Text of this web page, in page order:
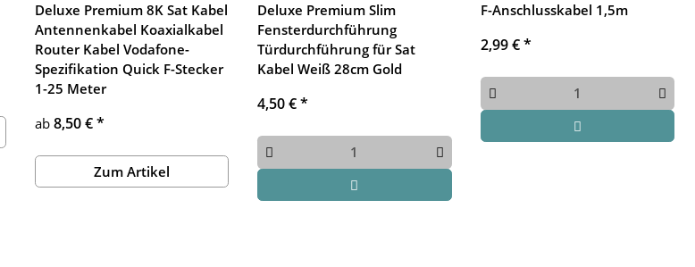
Deluxe Premium 8K Sat Kabel
Antennenkabel Koaxialkabel
Router Kabel Vodafone-
Spezifikation Quick F-Stecker
1-25 Meter
ab 8,50 €*
Zum Artikel
Deluxe Premium Slim
Fensterdurchführung
Türdurchführung für Sat
Kabel Weiß 28cm Gold
4,50 €*
F-Anschlusskabel 1,5m
2,99 €*